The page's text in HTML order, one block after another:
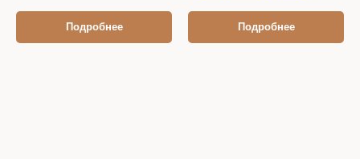
Подробнее Подробнее